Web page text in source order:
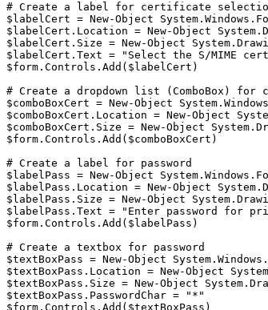
# Create a label for certificate
$labelCert = New-Object
$labelCert.Location = New-Object
$labelCert.Size = New-Object
$labelCert.Text = "Select the S/MIME
$form.Controls.Add($labelCert)
# Create a dropdown list (ComboBox)
$comboBoxCert = New-Object
$comboBoxCert.Location = New-Object
$comboBoxCert.Size = New-Object
$form.Controls.Add($comboBoxCert)
# Create a label for password
$labelPass = New-Object
$labelPass.Location = New-Object
$labelPass.Size = New-Object
$labelPass.Text = "Enter password for
$form.Controls.Add($labelPass)
# Create a textbox for password
$textBoxPass = New-Object
$textBoxPass.Location = New-Object
$textBoxPass.Size = New-Object
$textBoxPass.PasswordChar = "*"
$form.Controls.Add($textBoxPass)